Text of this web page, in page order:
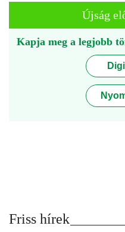
Újság
Kapja meg a legjobb
Friss hírek